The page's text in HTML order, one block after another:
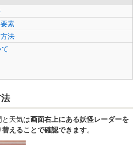
素
法
天気は画面右上にある妖怪レーダーを
えることで確認できます。